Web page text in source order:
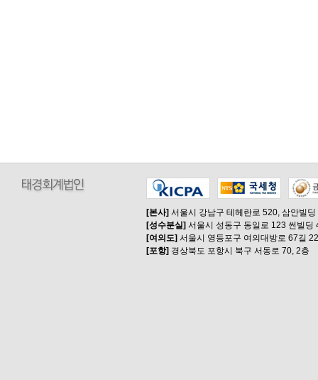
[본사] 서울시 강남구 테헤란로 520, 삼안빌딩
[성수분실] 서울시 성동구 동일로 123 썬빌딩
[여의도] 서울시 영등포구 여의대방로 67길
[포항] 경상북도 포항시 북구 서동로 70, 2층